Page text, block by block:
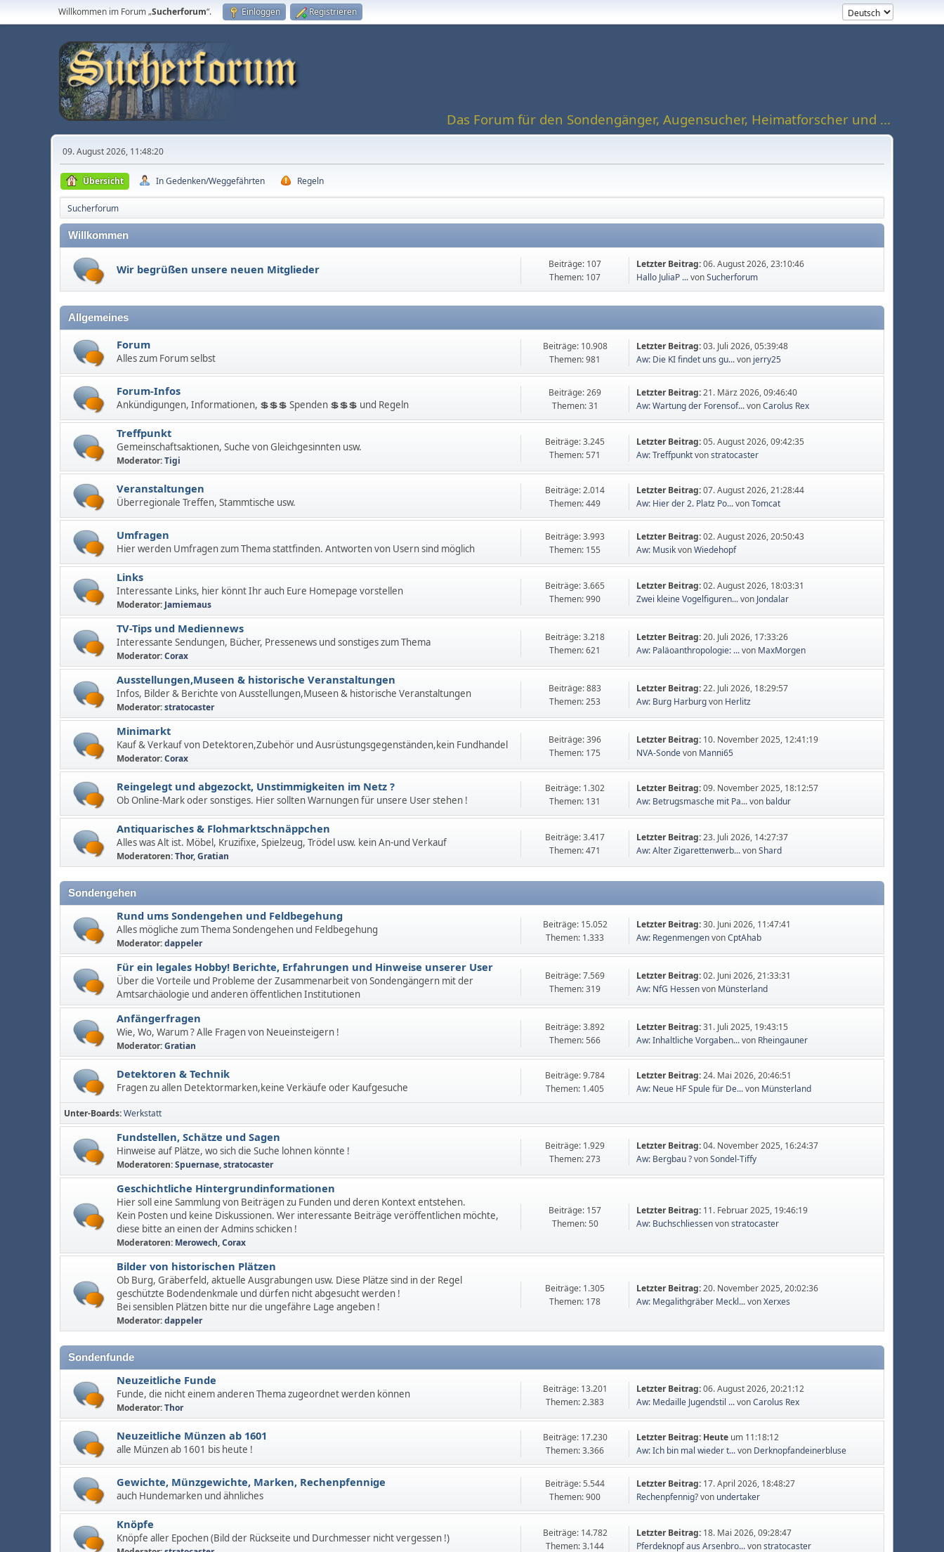
Willkommen im Forum „Sucherforum“. Einloggen Registrieren
Das Forum für den Sondengänger, Augensucher, Heimatforscher und ...
09. August 2026, 11:48:20
Übersicht In Gedenken/Weggefährten Regeln
Sucherforum
Willkommen
Wir begrüßen unsere neuen Mitglieder
Beiträge: 107
Themen: 107
Letzter Beitrag:06. August 2026, 23:10:46
Hallo JuliaP ...vonSucherforum
Allgemeines
Forum
Alles zum Forum selbst
Beiträge: 10.908
Themen: 981
Letzter Beitrag:03. Juli 2026, 05:39:48
Aw: Die KI findet uns gu...von jerry25
Forum-Infos
Ankündigungen, Informationen, 💲💲💲 Spenden 💲💲💲 und Regeln
Beiträge: 269
Themen: 31
Letzter Beitrag:21. März 2026, 09:46:40
Aw: Wartung der Forensof...vonCarolus Rex
Treffpunkt
Gemeinschaftsaktionen, Suche von Gleichgesinnten usw.
Moderator:Tigi
Beiträge: 3.245
Themen: 571
Letzter Beitrag:05. August 2026, 09:42:35
Aw: Treffpunktvonstratocaster
Veranstaltungen
Überregionale Treffen, Stammtische usw.
Beiträge: 2.014
Themen: 449
Letzter Beitrag:07. August 2026, 21:28:44
Aw: Hier der 2. Platz Po...vonTomcat
Umfragen
Hier werden Umfragen zum Thema stattfinden. Antworten von Usern sind möglich
Beiträge: 3.993
Themen: 155
Letzter Beitrag:02. August 2026, 20:50:43
Aw: MusikvonWiedehopf
Links
Interessante Links, hier könnt Ihr auch Eure Homepage vorstellen
Moderator: Jamiemaus
Beiträge: 3.665
Themen: 990
Letzter Beitrag:02. August 2026, 18:03:31
Zwei kleine Vogelfiguren...von Jondalar
TV-Tips und Mediennews
Interessante Sendungen, Bücher, Pressenews und sonstiges zum Thema
Moderator:Corax
Beiträge: 3.218
Themen: 621
Letzter Beitrag:20. Juli 2026, 17:33:26
Aw: Paläoanthropologie: ...von MaxMorgen
Ausstellungen,Museen & historische Veranstaltungen
Infos, Bilder & Berichte von Ausstellungen,Museen & historische Veranstaltungen
Moderator:stratocaster
Beiträge: 883
Themen: 253
Letzter Beitrag:22. Juli 2026, 18:29:57
Aw: Burg Harburgvon Herlitz
Minimarkt
Kauf & Verkauf von Detektoren,Zubehör und Ausrüstungsgegenständen,kein Fundhandel
Moderator:Corax
Beiträge: 396
Themen: 175
Letzter Beitrag: 10. November 2025, 12:41:19
NVA-Sondevon Manni65
Reingelegt und abgezockt, Unstimmigkeiten im Netz ?
Ob Online-Mark oder sonstiges. Hier sollten Warnungen für unsere User stehen !
Beiträge: 1.302
Themen: 131
Letzter Beitrag:09. November 2025, 18:12:57
Aw: Betrugsmasche mit Pa...von baldur
Antiquarisches & Flohmarktschnäppchen
Alles was Alt ist. Möbel, Kruzifixe, Spielzeug, Trödel usw. kein An-und Verkauf
Moderatoren:Thor,Gratian
Beiträge: 3.417
Themen: 471
Letzter Beitrag:23. Juli 2026, 14:27:37
Aw: Alter Zigarettenwerb...vonShard
Sondengehen
Rund ums Sondengehen und Feldbegehung
Alles mögliche zum Thema Sondengehen und Feldbegehung
Moderator:dappeler
Beiträge: 15.052
Themen: 1.333
Letzter Beitrag:30. Juni 2026, 11:47:41
Aw: RegenmengenvonCptAhab
Für ein legales Hobby! Berichte, Erfahrungen und Hinweise unserer User
Über die Vorteile und Probleme der Zusammenarbeit von Sondengängern mit der
Amtsarchäologie und anderen öffentlichen Institutionen
Beiträge: 7.569
Themen: 319
Letzter Beitrag:02. Juni 2026, 21:33:31
Aw: NfG Hessenvon Münsterland
Anfängerfragen
Wie, Wo, Warum ? Alle Fragen von Neueinsteigern !
Moderator:Gratian
Beiträge: 3.892
Themen: 566
Letzter Beitrag:31. Juli 2025, 19:43:15
Aw: Inhaltliche Vorgaben...von Rheingauner
Detektoren & Technik
Fragen zu allen Detektormarken,keine Verkäufe oder Kaufgesuche
Beiträge: 9.784
Themen: 1.405
Letzter Beitrag:24. Mai 2026, 20:46:51
Aw: Neue HF Spule für De...von Münsterland
Unter-Boards Werkstatt
Fundstellen, Schätze und Sagen
Hinweise auf Plätze, wo sich die Suche lohnen könnte !
Moderatoren:Spuernase,stratocaster
Beiträge: 1.929
Themen: 273
Letzter Beitrag:04. November 2025, 16:24:37
Aw: Bergbau ?vonSondel-Tiffy
Geschichtliche Hintergrundinformationen
Hier soll eine Sammlung von Beiträgen zu Funden und deren Kontext entstehen.
Kein Posten und keine Diskussionen. Wer interessante Beiträge veröffentlichen möchte,
diese bitte an einen der Admins schicken !
Moderatoren: Merowech,Corax
Beiträge: 157
Themen: 50
Letzter Beitrag: 11. Februar 2025, 19:46:19
Aw: Buchschliessenvonstratocaster
Bilder von historischen Plätzen
Ob Burg, Gräberfeld, aktuelle Ausgrabungen usw. Diese Plätze sind in der Regel
geschützte Bodendenkmale und dürfen nicht abgesucht werden !
Bei sensiblen Plätzen bitte nur die ungefähre Lage angeben !
Moderator:dappeler
Beiträge: 1.305
Themen: 178
Letzter Beitrag:20. November 2025, 20:02:36
Aw: Megalithgräber Meckl...vonXerxes
Sondenfunde
Neuzeitliche Funde
Funde, die nicht einem anderen Thema zugeordnet werden können
Moderator:Thor
Beiträge: 13.201
Themen: 2.383
Letzter Beitrag:06. August 2026, 20:21:12
Aw: Medaille Jugendstil ...vonCarolus Rex
Neuzeitliche Münzen ab 1601
alle Münzen ab 1601 bis heute !
Beiträge: 17.230
Themen: 3.366
Letzter Beitrag: Heute um 11:18:12
Aw: Ich bin mal wieder t...von Derknopfandeinerbluse
Gewichte, Münzgewichte, Marken, Rechenpfennige
auch Hundemarken und ähnliches
Beiträge: 5.544
Themen: 900
Letzter Beitrag: 17. April 2026, 18:48:27
Rechenpfennig?von undertaker
Knöpfe
Knöpfe aller Epochen (Bild der Rückseite und Durchmesser nicht vergessen !)
Beiträge: 14.782
Themen: 3.144
Letzter Beitrag: 18. Mai 2026, 09:28:47
Pferdeknopf aus Arsenbro...vonstratocaster